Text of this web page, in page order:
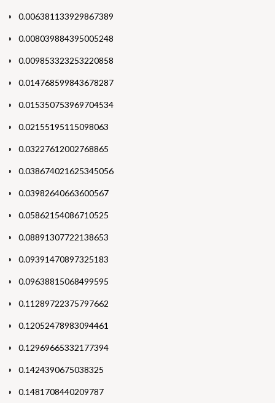
0.006381133929867389
0.008039884395005248
0.009853323253220858
0.014768599843678287
0.015350753969704534
0.02155195115098063
0.03227612002768865
0.038674021625345056
0.03982640663600567
0.05862154086710525
0.08891307722138653
0.09391470897325183
0.09638815068499595
0.11289722375797662
0.12052478983094461
0.12969665332177394
0.1424390675038325
0.1481708440209787